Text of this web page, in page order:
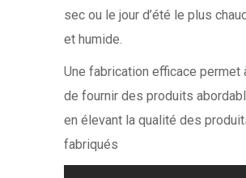
sec ou le jour d’été le plus
et humide.
Une fabrication efficace permet
de fournir des produits
en élevant la qualité des
fabriqués